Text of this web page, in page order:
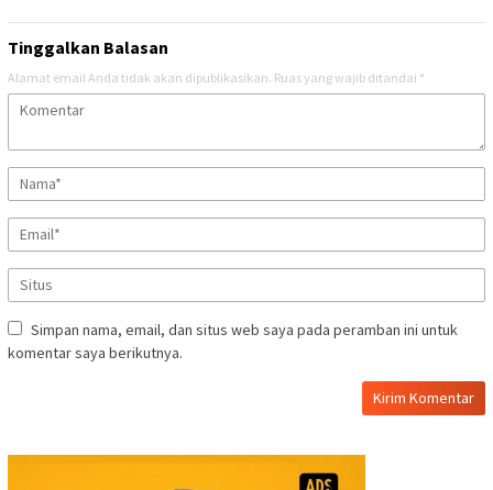
Tinggalkan Balasan
Alamat email Anda tidak akan dipublikasikan. Ruas yang wajib ditandai *
Simpan nama, email, dan situs web saya pada peramban ini untuk
komentar saya berikutnya.